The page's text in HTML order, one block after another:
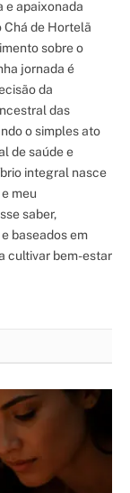
e apaixonada
Chá de Hortelã
sobre o
jornada é
da
das
o simples ato
de saúde e
integral nasce
meu
saber,
baseados em
cultivar bem-estar